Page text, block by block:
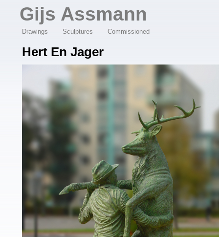
Gijs Assmann
Drawings Sculptures Commissioned
Hert En Jager